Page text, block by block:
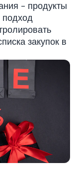
- продукты
закупок в